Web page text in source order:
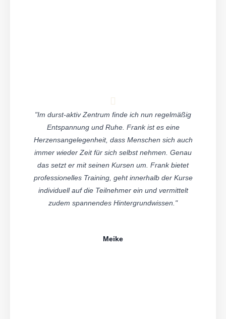
"Im durst-aktiv Zentrum finde ich nun regelmäßig
Entspannung und Ruhe. Frank ist es eine
Herzensangelegenheit, dass Menschen sich auch
immer wieder Zeit für sich selbst nehmen. Genau
das setzt er mit seinen Kursen um. Frank bietet
professionelles Training, geht innerhalb der Kurse
individuell auf die Teilnehmer ein und vermittelt
zudem spannendes Hintergrundwissen."
Meike